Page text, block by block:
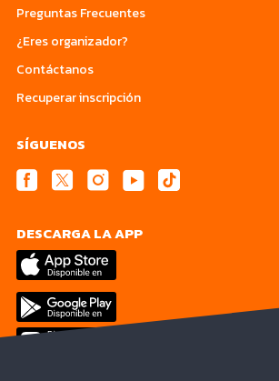
Preguntas Frecuentes
¿Eres organizador?
Contáctanos
Recuperar inscripción
SÍGUENOS
DESCARGA LA APP